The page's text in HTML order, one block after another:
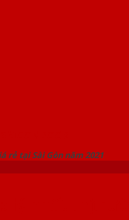
rẻ tại Sài Gòn năm 2021